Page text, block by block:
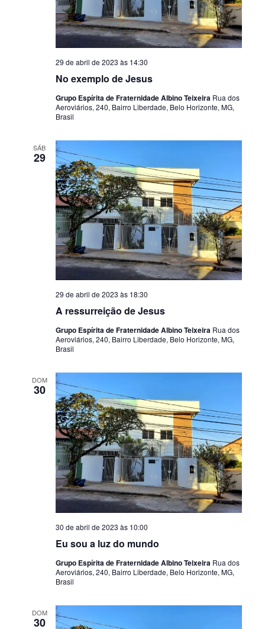
No exemplo de Jesus
29 de abril de 2023 às 14:30
Grupo Espírita de Fraternidade Albino Teixeira Rua dos
Aeroviários, 240, Bairro Liberdade, Belo Horizonte, MG,
Brasil
SÁB
29
A ressurreição de Jesus
29 de abril de 2023 às 18:30
Grupo Espírita de Fraternidade Albino Teixeira Rua dos
Aeroviários, 240, Bairro Liberdade, Belo Horizonte, MG,
Brasil
DOM
30
Eu sou a luz do mundo
30 de abril de 2023 às 10:00
Grupo Espírita de Fraternidade Albino Teixeira Rua dos
Aeroviários, 240, Bairro Liberdade, Belo Horizonte, MG,
Brasil
DOM
30